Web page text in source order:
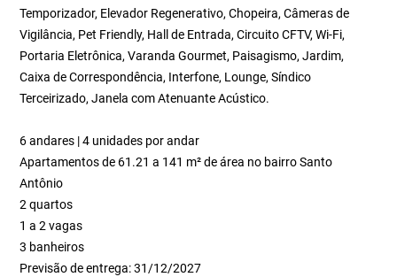
Temporizador, Elevador Regenerativo, Chopeira, Câmeras de
Vigilância, Pet Friendly, Hall de Entrada, Circuito CFTV, Wi-Fi,
Portaria Eletrônica, Varanda Gourmet, Paisagismo, Jardim,
Caixa de Correspondência, Interfone, Lounge, Síndico
Terceirizado, Janela com Atenuante Acústico.
6 andares | 4 unidades por andar
Apartamentos de 61.21 a 141 m² de área no bairro Santo
Antônio
2 quartos
1 a 2 vagas
3 banheiros
Previsão de entrega: 31/12/2027